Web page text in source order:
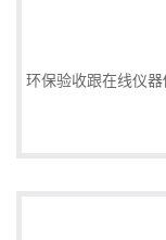
环保验收跟在线仪